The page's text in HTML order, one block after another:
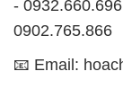
-
0902.765.866
📧 Email: